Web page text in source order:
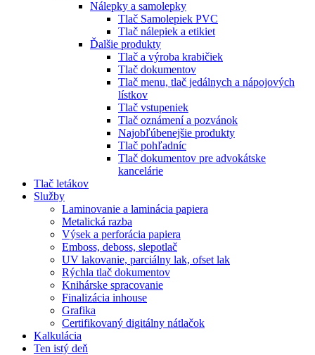
Nálepky a samolepky
Tlač Samolepiek PVC
Tlač nálepiek a etikiet
Ďalšie produkty
Tlač a výroba krabičiek
Tlač dokumentov
Tlač menu, tlač jedálnych a nápojových
lístkov
Tlač vstupeniek
Tlač oznámení a pozvánok
Najobľúbenejšie produkty
Tlač pohľadníc
Tlač dokumentov pre advokátske
kancelárie
Tlač letákov
Služby
Laminovanie a laminácia papiera
Metalická razba
Výsek a perforácia papiera
Emboss, deboss, slepotlač
UV lakovanie, parciálny lak, ofset lak
Rýchla tlač dokumentov
Knihárske spracovanie
Finalizácia inhouse
Grafika
Certifikovaný digitálny nátlačok
Kalkulácia
Ten istý deň